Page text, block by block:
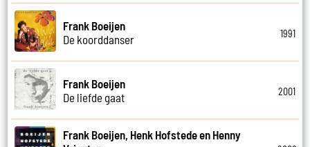
Frank Boeijen
De koorddanser
1991
Frank Boeijen
De liefde gaat
2001
Frank Boeijen, Henk Hofstede en Henny